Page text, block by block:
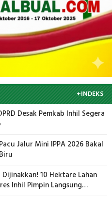
+INDEKS
Desak Pemkab Inhil Segera
Jalur Mini IPPA 2026 Bakal
10 Hektare Lahan
Inhil Pimpin Langsung